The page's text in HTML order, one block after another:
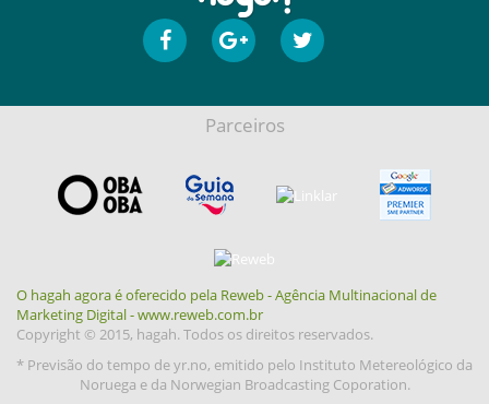
Parceiros
O hagah agora é oferecido pela Reweb - Agência Multinacional de
Marketing Digital - www.reweb.com.br
Copyright © 2015, hagah. Todos os direitos reservados.
* Previsão do tempo de yr.no, emitido pelo Instituto Metereológico da
Noruega e da Norwegian Broadcasting Coporation.